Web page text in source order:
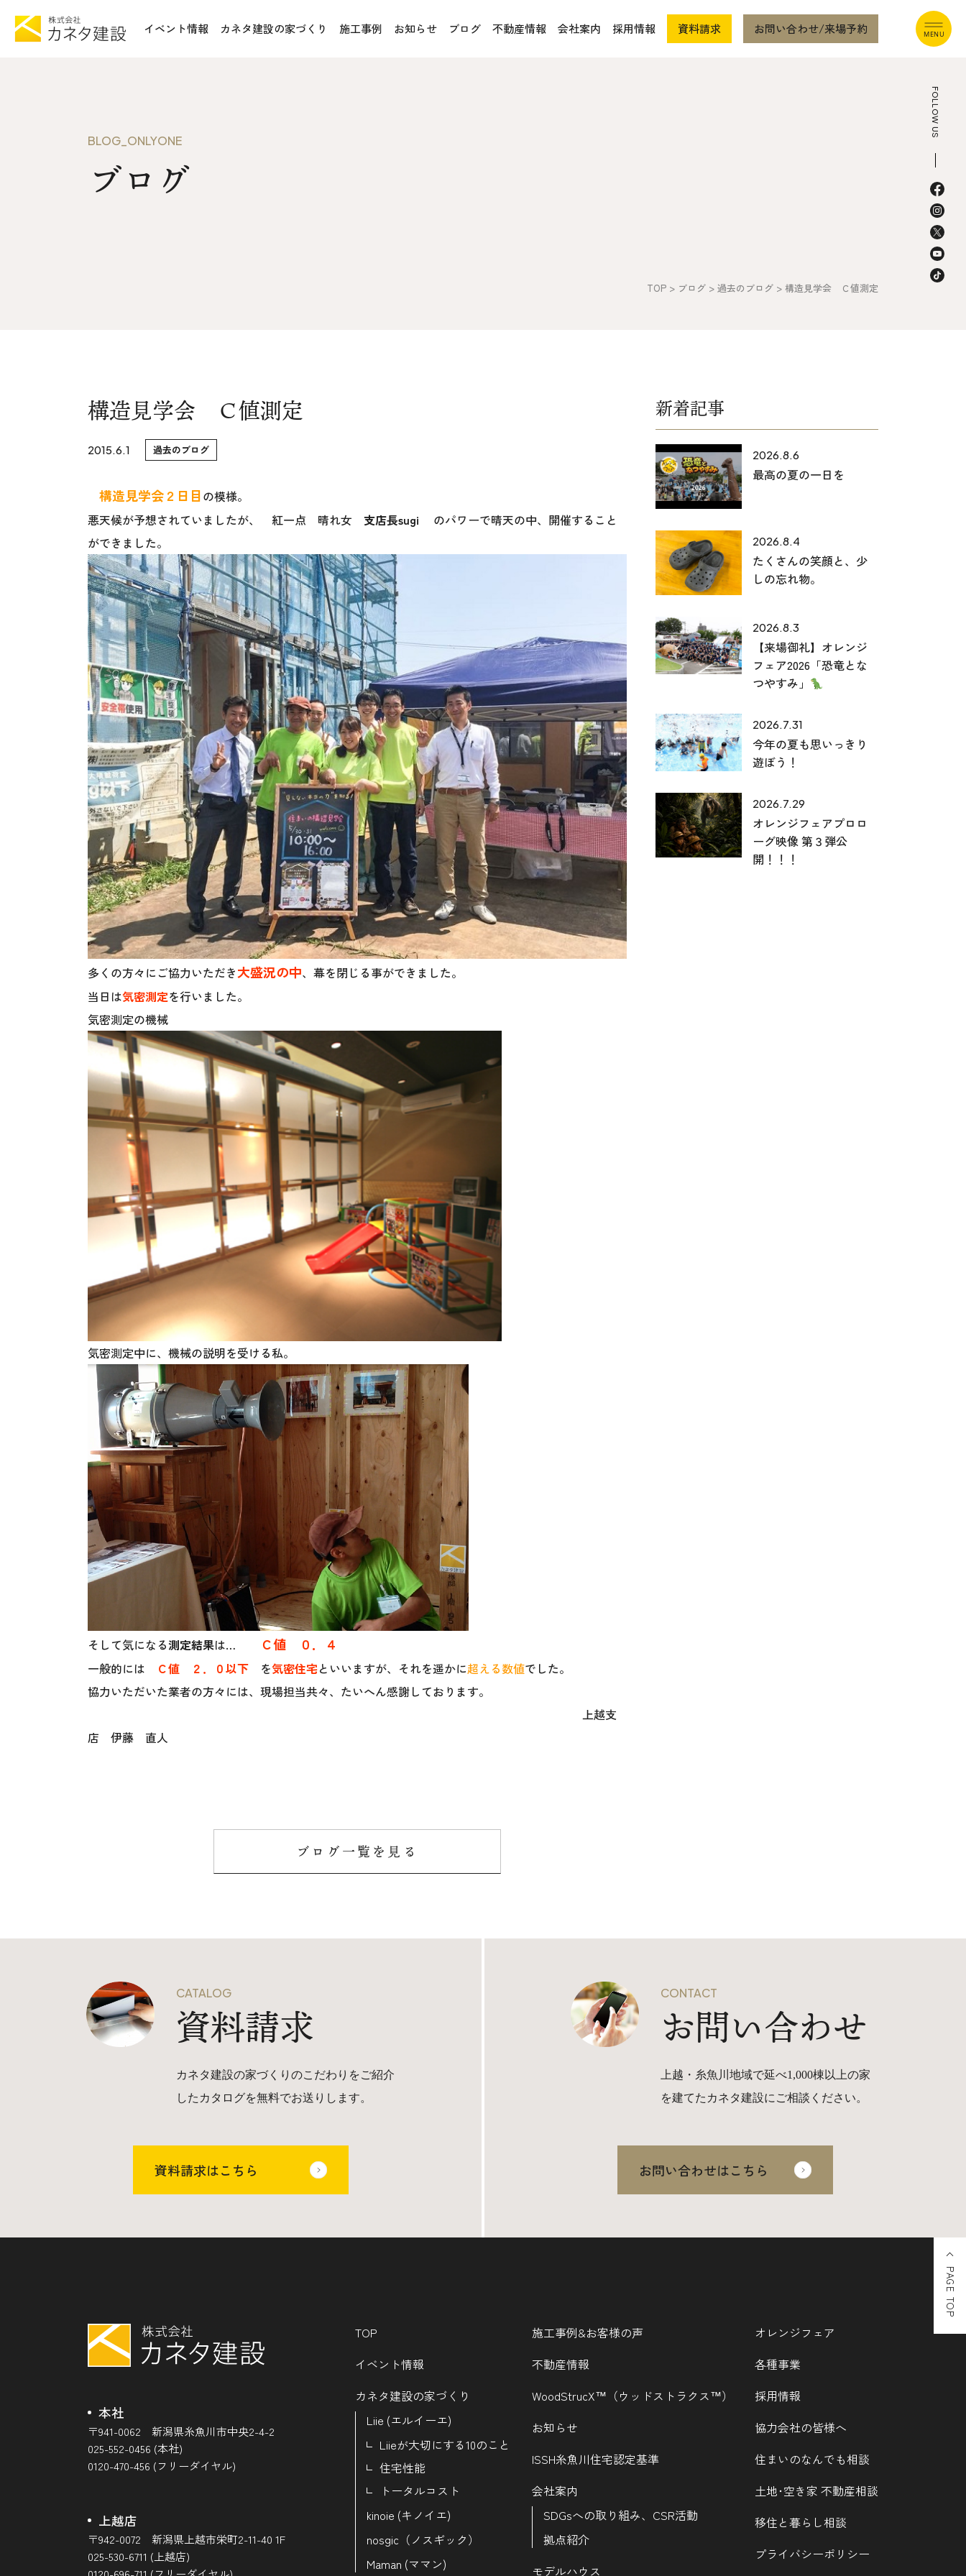
カネタ建設の家づくり
Liie (エルイーエ)
Liieが大切にする10のこと
ブログ
上越店
イベント情報 カネタ建設の家づくり 施工事例 お知らせ ブログ 不動産情報 会社案内 採用情報 資料請求 お問い合わせ/来場予約
FOLLOW US
BLOG_ONLYONE
ブログ
TOP > ブログ > 過去のブログ > 構造見学会 Ｃ値測定
構造見学会 Ｃ値測定
2015.6.1 過去のブログ
構造見学会２日目の模様。
悪天候が予想されていましたが、 紅一点 晴れ女 支店長sugi のパワーで晴天の中、開催すること
ができました。
多くの方々にご協力いただき大盛況の中、幕を閉じる事ができました。
当日は気密測定を行いました。
気密測定の機械
気密測定中に、機械の説明を受ける私。
そして気になる測定結果は… Ｃ値 ０．４
一般的には Ｃ値 ２．０以下 を気密住宅といいますが、それを遥かに超える数値でした。
協力いただいた業者の方々には、現場担当共々、たいへん感謝しております。
上越支
店 伊藤 直人
ブログ一覧を見る
新着記事
2026.8.6
最高の夏の一日を
2026.8.4
たくさんの笑顔と、少
しの忘れ物。
2026.8.3
【来場御礼】オレンジ
フェア2026「恐竜とな
つやすみ」
2026.7.31
今年の夏も思いっきり
遊ぼう！
2026.7.29
オレンジフェアプロロ
ーグ映像 第３弾公
開！！！
CATALOG
資料請求
カネタ建設の家づくりのこだわりをご紹介
したカタログを無料でお送りします。
資料請求はこちら
CONTACT
お問い合わせ
上越・糸魚川地域で延べ1,000棟以上の家
を建てたカネタ建設にご相談ください。
お問い合わせはこちら
本社
〒941-0062 新潟県糸魚川市中央2-4-2
025-552-0456 (本社)
0120-470-456 (フリーダイヤル)
上越店
〒942-0072 新潟県上越市栄町2-11-40 1F
025-530-6711 (上越店)
TOP
イベント情報
カネタ建設の家づくり
Liie (エルイーエ)
Liieが大切にする10のこと
住宅性能
トータルコスト
kinoie (キノイエ)
nosgic（ノスギック）
Maman (ママン)
施工事例&お客様の声
不動産情報
WoodStrucX™（ウッドストラクス™）
お知らせ
ISSH糸魚川住宅認定基準
会社案内
SDGsへの取り組み、CSR活動
拠点紹介
モデルハウス
オレンジフェア
各種事業
採用情報
協力会社の皆様へ
住まいのなんでも相談
土地･空き家 不動産相談
移住と暮らし相談
プライバシーポリシー
PAGE TOP